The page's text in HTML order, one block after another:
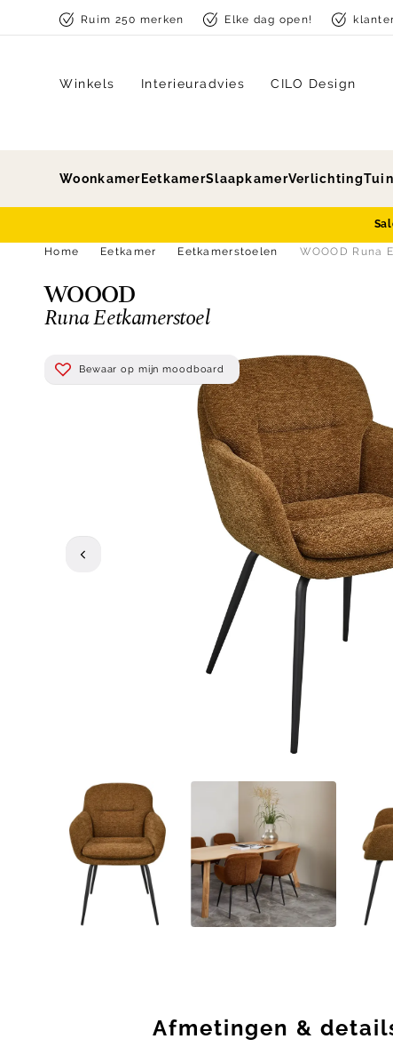
Skip to contentRuim 250 merken Elke dag open!
Winkels Interieuradvies CILO Design
Woonkamer EetkamerSlaapkamerVerlichting
Home
Eetkamer Eetkamerstoelen WOOOD Runa
WOOOD
Runa Eetkamerstoel
Bewaar op mijn moodboard
Afmetingen &